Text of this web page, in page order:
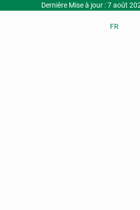
Dernière Mise à jour : 7 août
FR